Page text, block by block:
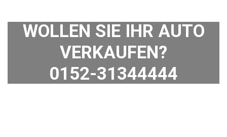
WOLLEN SIE IHR AUTO
VERKAUFEN?
0152-31344444